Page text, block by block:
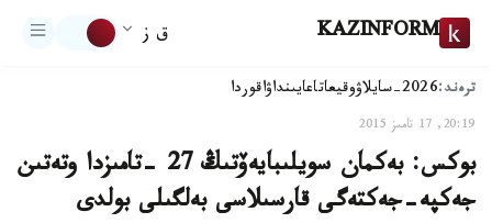
KAZINFORM ق ز
ترەند:2026-سايلاۋ وقيعاتاعايىنداۋاقوردا
20:19, 17 تامىز 2015
بوكس: بەكمان سويلىبايەۆتىڭ 27 -تامىزدا وتەتىن
جەكپە-جەكتەگى قارسىلاسى بەلگىلى بولدى